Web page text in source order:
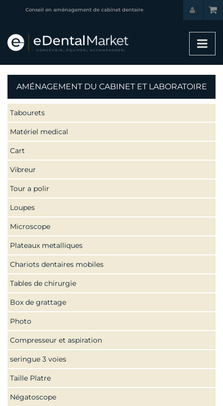
Conseil en aménagement de cabinet dentaire
AMÉNAGEMENT DU CABINET ET LABORATOIRE
Tabourets
Matériel medical
Cart
Vibreur
Tour a polir
Loupes
Microscope
Plateaux metalliques
Chariots dentaires mobiles
Tables de chirurgie
Box de grattage
Photo
Compresseur et aspiration
seringue 3 voies
Taille Platre
Négatoscope